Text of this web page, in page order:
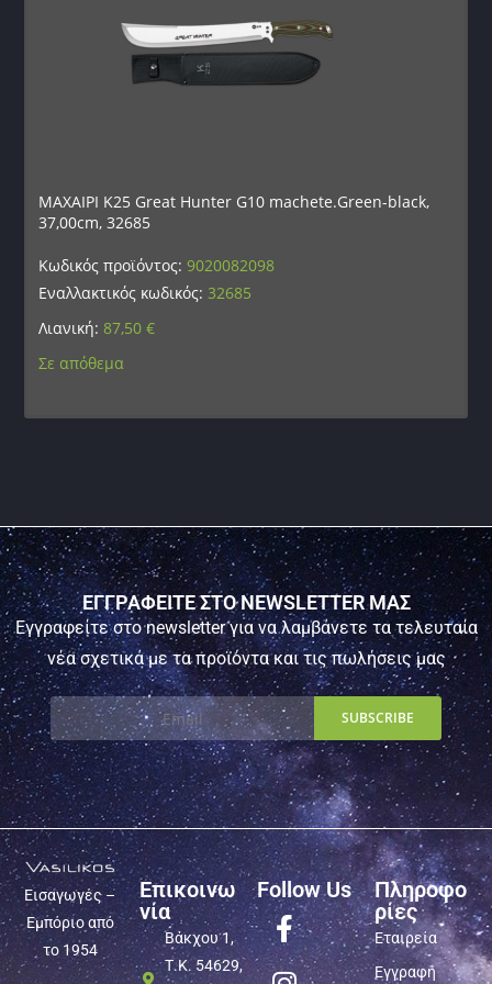
ΜΑΧΑΙΡΙ K25 Great Hunter G10 machete.Green-black,
37,00cm, 32685
Κωδικός προϊόντος:9020082098
Εναλλακτικός κωδικός: 32685
Λιανική:87,50€
Σε απόθεμα
ΕΓΓΡΑΦΕΙΤΕ ΣΤΟ NEWSLETTER ΜΑΣ
Εγγραφείτε στο newsletter για να λαμβάνετε τα τελευταία
νέα σχετικά με τα προϊόντα και τις πωλήσεις μας
Εισαγωγές –
Εμπόριο από
το 1954
Επικοινω
νία
Βάκχου 1,
Τ.Κ. 54629,
Follow Us
Πληροφο
ρίες
Εταιρεία
Εγγραφή